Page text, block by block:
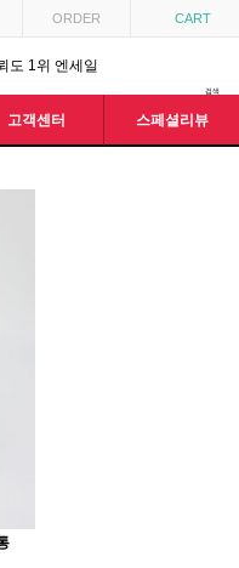
ORDER CART
검색
고객센터 스페셜리뷰